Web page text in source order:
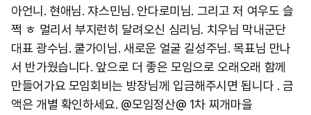
아언니. 현애님. 쟈스민님. 안다로미님. 그리고 저 여우도 슬
쩍 ㅎ 멀리서 부지런히 달려오신 심리님. 치우님 막내군단
대표 광수님. 쿨가이님. 새로운 얼굴 길성주님. 목표님 만나
서 반가웠습니다. 앞으로 더 좋은 모임으로 오래오래 함께
만들어가요 모임회비는 방장님께 입금해주시면 됩니다 . 금
액은 개별 확인하세요. @모임정산@ 1차 찌개마을